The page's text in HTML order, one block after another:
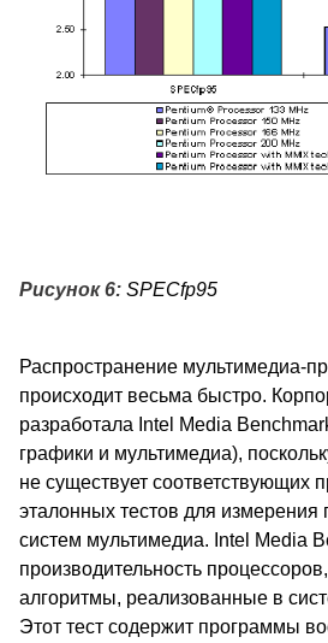
Рисунок 6: SPECfp95
Распространение мультимедиа-
происходит весьма быстро.
разработала Intel Media
графики и мультимедиа),
не существует
эталонных тестов для измерения
систем мультимедиа. Intel Media
производительность
алгоритмы, реализованные в
Этот тест содержит программы